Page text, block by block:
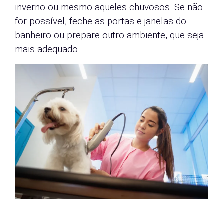
inverno ou mesmo aqueles chuvosos. Se não
for possível, feche as portas e janelas do
banheiro ou prepare outro ambiente, que seja
mais adequado.